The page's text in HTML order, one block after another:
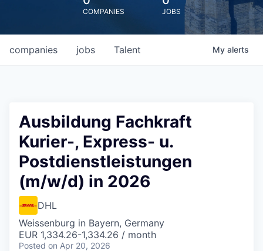
COMPANIES JOBS
jobs
companies Talent My alerts
Ausbildung Fachkraft
Kurier-, Express- u.
Postdienstleistungen
(m/w/d) in 2026
DHL
Weissenburg in Bayern, Germany
EUR 1,334.26-1,334.26 / month
Posted on Apr 20, 2026